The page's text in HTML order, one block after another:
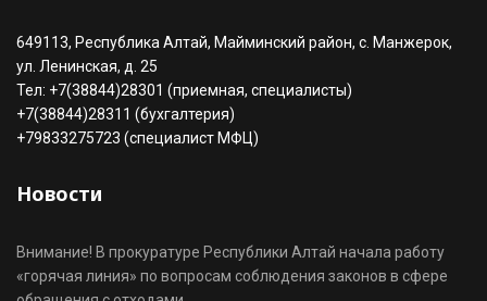
649113, Республика Алтай, Майминский район, с. Манжерок,
ул. Ленинская, д. 25
Тел: +7(38844)28301 (приемная, специалисты)
+7(38844)28311 (бухгалтерия)
+79833275723 (специалист МФЦ)
Новости
Внимание! В прокуратуре Республики Алтай начала работу
«горячая линия» по вопросам соблюдения законов в сфере